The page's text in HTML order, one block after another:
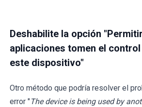
Deshabilite la opción
aplicaciones tomen el
este dispositivo"
Otro método que podría resolver el
error "The device is being used by